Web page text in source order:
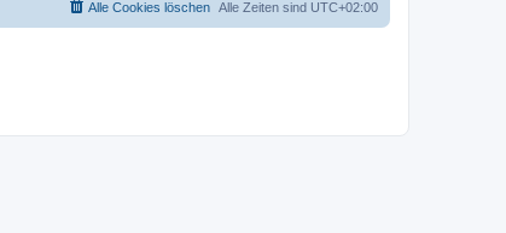
Alle Zeiten sind UTC+02:00
Alle Cookies löschen